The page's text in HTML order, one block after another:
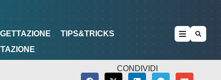
DI PROGETTAZIONE
TIPS&TRICKS
CONDIVIDI